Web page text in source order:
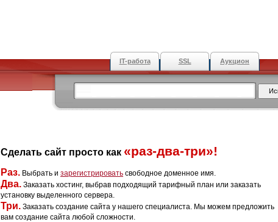
IT-работа SSL Аукцион
Сделать сайт просто как «раз-два-три»!
Раз. Выбрать и зарегистрировать свободное доменное имя.
Два. Заказать хостинг, выбрав подходящий тарифный план или заказать
установку выделенного сервера.
Три. Заказать создание сайта у нашего специалиста. Мы можем предложить
вам создание сайта любой сложности.